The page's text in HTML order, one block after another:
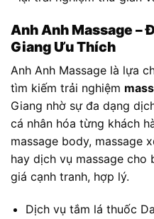
Anh Anh Massage –
Giang Ưu Thích
Anh Anh Massage là lựa
tìm kiếm trải nghiệm
Giang nhờ sự đa dạng
cá nhân hóa từng khách
massage body, massage
hay dịch vụ massage cho
giá cạnh tranh, hợp lý.
Dịch vụ tắm lá thuốc